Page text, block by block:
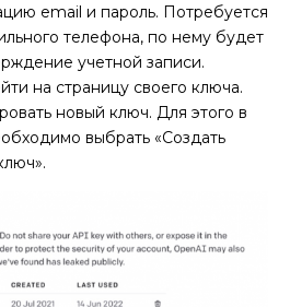
email и пароль. Потребуется
телефона, по нему будет
учетной записи.
на страницу своего ключа.
новый ключ. Для этого в
выбрать «Создать